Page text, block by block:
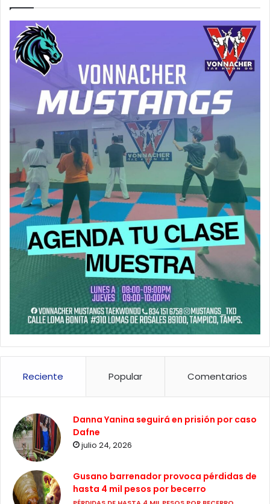
Reciente Popular Comentarios
Danna Yanina seguirá en prisión por caso
Dafne
julio 24, 2026
Gusano barrenador provoca pérdidas de
hasta 4 mil pesos por becerro